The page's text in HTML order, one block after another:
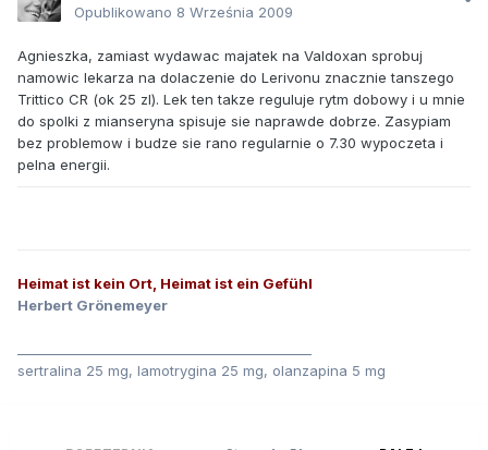
Opublikowano 8 Września 2009
Agnieszka, zamiast wydawac majatek na Valdoxan sprobuj
namowic lekarza na dolaczenie do Lerivonu znacznie tanszego
Trittico CR (ok 25 zl). Lek ten takze reguluje rytm dobowy i u mnie
do spolki z mianseryna spisuje sie naprawde dobrze. Zasypiam
bez problemow i budze sie rano regularnie o 7.30 wypoczeta i
pelna energii.
Heimat ist kein Ort, Heimat ist ein Gefühl
Herbert Grönemeyer
sertralina 25 mg, lamotrygina 25 mg, olanzapina 5 mg